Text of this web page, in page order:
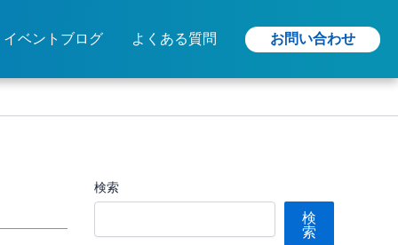
イベントブログ よくある質問 お問い合わせ
検索
検
索